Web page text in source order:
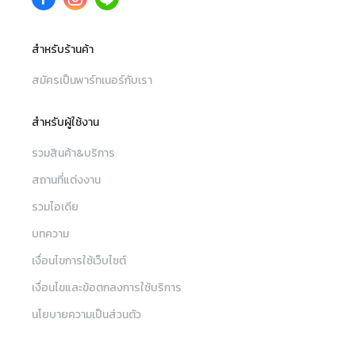
สำหรับร้านค้า
สมัครเป็นพาร์ทเนอร์กับเรา
สำหรับผู้ใช้งาน
รวมสินค้า&บริการ
สถานที่แต่งงาน
รวมไอเดีย
บทความ
เงื่อนไขการใช้เว็บไซต์
เงื่อนไขและข้อตกลงการใช้บริการ
นโยบายความเป็นส่วนตัว